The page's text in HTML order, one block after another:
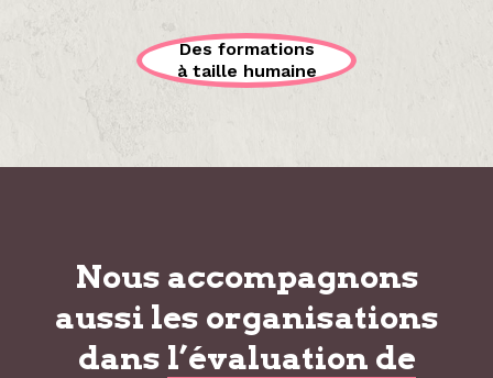
Des formations
à taille humaine
Nous accompagnons
aussi les organisations
dans l’évaluation de